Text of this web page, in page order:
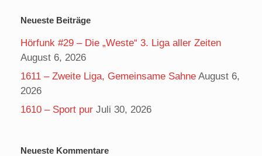
Neueste Beiträge
Hörfunk #29 – Die „Weste“ 3. Liga aller Zeiten
August 6, 2026
1611 – Zweite Liga, Gemeinsame Sahne August 6,
2026
1610 – Sport pur Juli 30, 2026
Neueste Kommentare